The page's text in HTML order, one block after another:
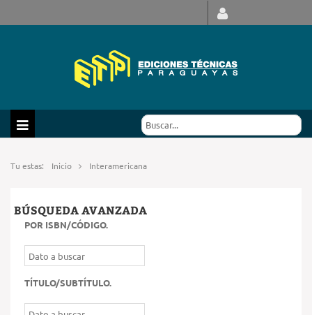
Tu estas: Inicio Interamericana
BÚSQUEDA AVANZADA
POR ISBN/CÓDIGO.
TÍTULO/SUBTÍTULO.